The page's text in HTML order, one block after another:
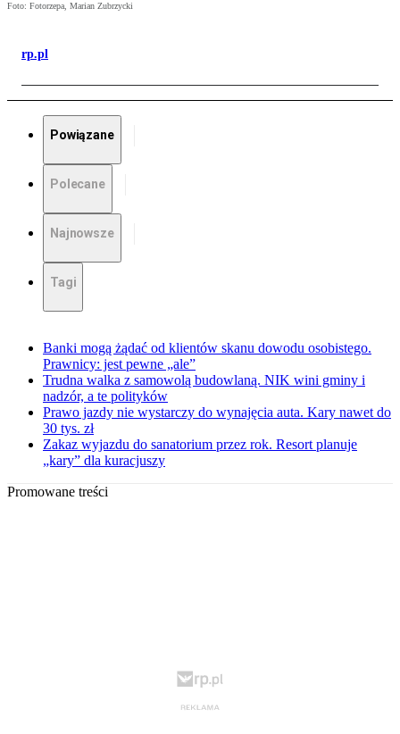
Foto: Fotorzepa, Marian Zubrzycki
rp.pl
Powiązane
Polecane
Najnowsze
Tagi
Banki mogą żądać od klientów skanu dowodu osobistego.
Prawnicy: jest pewne „ale”
Trudna walka z samowolą budowlaną. NIK wini gminy i
nadzór, a te polityków
Prawo jazdy nie wystarczy do wynajęcia auta. Kary nawet do
30 tys. zł
Zakaz wyjazdu do sanatorium przez rok. Resort planuje
„kary” dla kuracjuszy
Promowane treści